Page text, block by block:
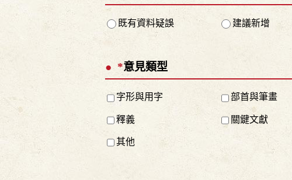
既有資料疑誤 建議新增
*意見類型
字形與用字 部首與筆畫
釋義 關鍵文獻
其他